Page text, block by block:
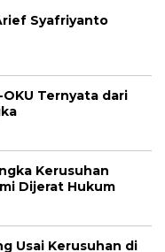
Syafriyanto
Ternyata dari
Kerusuhan
Dijerat Hukum
Usai Kerusuhan di